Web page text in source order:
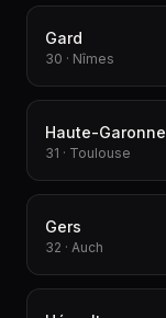
Gard
30 · Nîmes
Haute-Garonne
31 · Toulouse
Gers
32 · Auch